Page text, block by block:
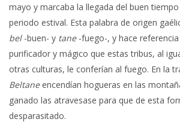
mayo y marcaba la llegada del buen
periodo estival. Esta palabra de origen
bel-buen- y tane-fuego-, y hace
purificador y mágico que estas tribus, al
otras culturas, le conferían al fuego. En la
Beltaneencendían hogueras en las
ganado las atravesase para que de esta
desparasitado.